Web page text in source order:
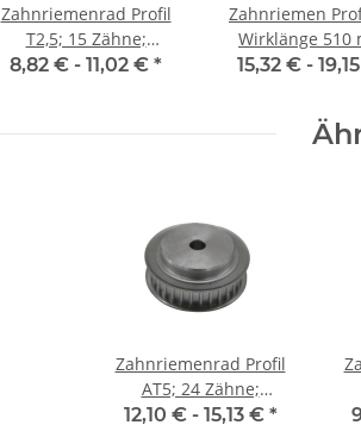
Zahnriemenrad Profil
T2,5; 15 Zähne;
Riemenbreite 6 mm
8,82 € - 11,02 € *
Zahnriemen
Wirklänge 510
Riemenbreite
15,32 € -
Zahnriemenrad Profil
AT5; 24 Zähne;
Riemenbreite 16 mm
12,10 € - 15,13 € *